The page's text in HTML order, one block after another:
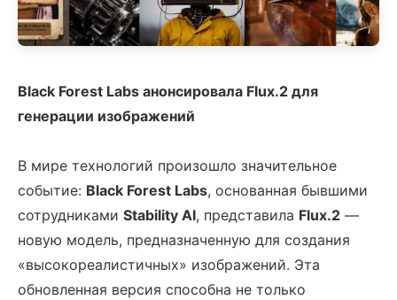
Black Forest Labs анонсировала Flux.2 для
генерации изображений
В мире технологий произошло значительное
событие: Black Forest Labs, основанная бывшими
сотрудниками Stability AI, представила Flux.2 —
новую модель, предназначенную для создания
«высокореалистичных» изображений. Эта
обновленная версия способна не только